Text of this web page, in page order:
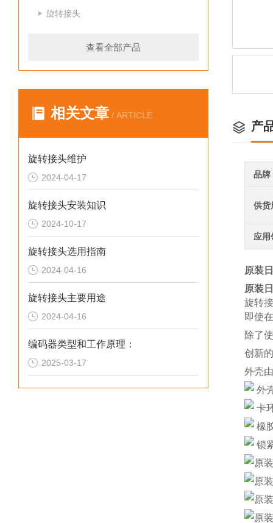
旋转接头
查看全部产品
相关文章 / ARTICLE
旋转接头维护
2024-04-17
旋转接头安装知识
2024-10-17
旋转接头选用指南
2024-04-16
旋转接头主要用途
2024-04-16
编码器类型和工作原理：
2025-03-17
产
品牌
供货
应用
原装
原装
旋转
即使
除了
创新
外壳
外
卡
橡
锁